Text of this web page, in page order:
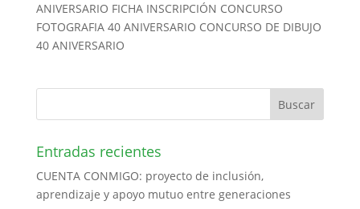
ANIVERSARIO FICHA INSCRIPCIÓN CONCURSO
FOTOGRAFIA 40 ANIVERSARIO CONCURSO DE DIBUJO
40 ANIVERSARIO
Entradas recientes
CUENTA CONMIGO: proyecto de inclusión,
aprendizaje y apoyo mutuo entre generaciones